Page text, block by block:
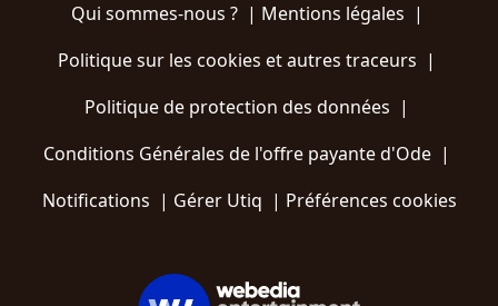
Qui sommes-nous ?| Mentions légales |
Politique sur les cookies et autres traceurs |
Politique de protection des données |
Conditions Générales de l'offre payante d'Ode |
Notifications | Gérer Utiq | Préférences cookies